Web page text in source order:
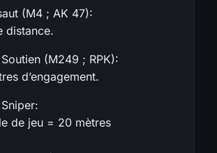
(M4 ; AK 47):
distance.
(M249 ; RPK):
d’engagement.
de jeu = 20 mètres